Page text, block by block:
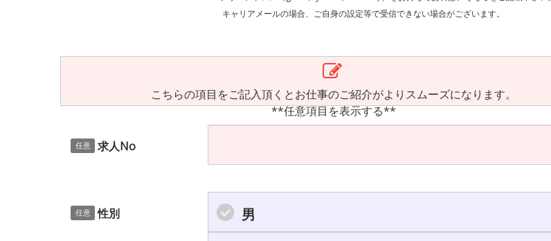
キャリアメールの場合、ご自身の設定等で受信できない場合がございます。
こちらの項目をご記入頂くとお仕事のご紹介がよりスムーズになります。
**任意項目を表示する**
任意 求人No
任意 性別 男